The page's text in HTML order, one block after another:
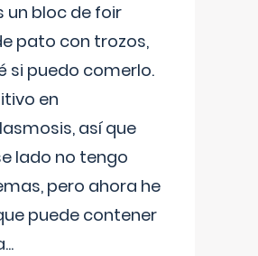
un bloc de foir
pato con trozos,
si puedo comerlo.
en
así que
lado no tengo
pero ahora he
puede contener